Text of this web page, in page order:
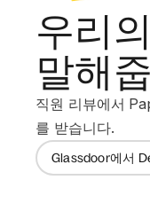
우리
말해
직원 리뷰에서
를 받습니다.
Glassdoor에서